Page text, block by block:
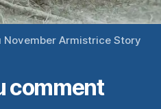
November Armistrice Story
comment